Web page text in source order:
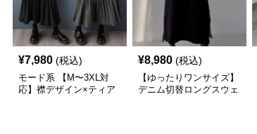
¥7,980 (税込)
モード系 【M〜3XL対
応】襟デザイン×ティア
¥8,980 (税込)
【ゆったりワンサイズ】
デニム切替ロングスウェ